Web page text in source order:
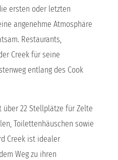
ersten oder letzten
angenehme Atmosphäre
Restaurants,
Creek für seine
entlang des Cook
über 22 Stellplätze für Zelte
Toilettenhäuschen sowie
Creek ist idealer
Weg zu ihren